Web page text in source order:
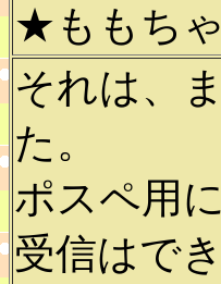
★ももち
それは、
た。
ポスペ用
受信はで